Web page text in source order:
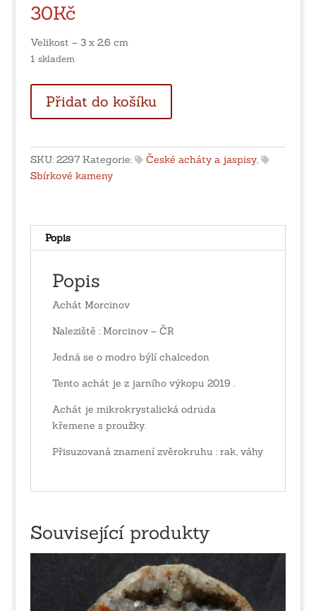
30Kč
Velikost – 3 x 2,6 cm
1 skladem
Morcinov
množství
Přidat do košíku
SKU: 2297 Kategorie: České acháty a jaspisy,
Sbírkové kameny
Popis
Popis
Achát Morcinov
Naleziště : Morcinov – ČR
Jedná se o modro býlí chalcedon
Tento achát je z jarního výkopu 2019 .
Achát je mikrokrystalická odrůda
křemene s proužky.
Přisuzovaná znamení zvěrokruhu : rak, váhy
Související produkty